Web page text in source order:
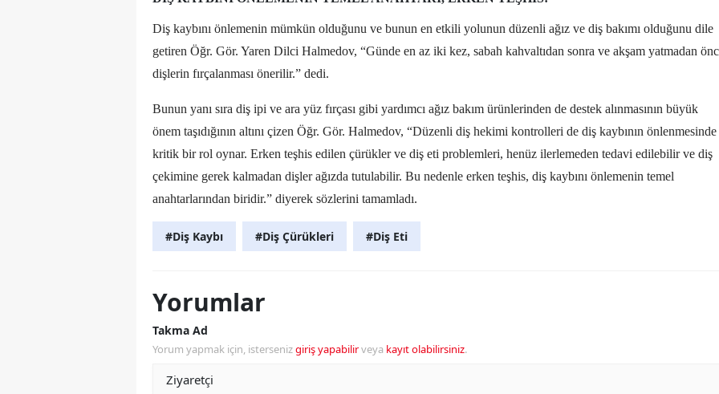
Diş kaybını önlemenin mümkün olduğunu ve bunun en etkili yolunun düzenli ağız ve diş bakımı olduğunu dile
getiren Öğr. Gör. Yaren Dilci Halmedov, “Günde en az iki kez, sabah kahvaltıdan sonra ve akşam yatmadan
dişlerin fırçalanması önerilir.” dedi.
Bunun yanı sıra diş ipi ve ara yüz fırçası gibi yardımcı ağız bakım ürünlerinden de destek alınmasının büyük
önem taşıdığının altını çizen Öğr. Gör. Halmedov, “Düzenli diş hekimi kontrolleri de diş kaybının önlenmesinde
kritik bir rol oynar. Erken teşhis edilen çürükler ve diş eti problemleri, henüz ilerlemeden tedavi edilebilir ve diş
çekimine gerek kalmadan dişler ağızda tutulabilir. Bu nedenle erken teşhis, diş kaybını önlemenin temel
anahtarlarından biridir.” diyerek sözlerini tamamladı.
#Diş Kaybı #Diş Çürükleri #Diş Eti
Yorumlar
Takma Ad
Yorum yapmak için, istersenizgiriş yapabilirveya kayıt olabilirsiniz.